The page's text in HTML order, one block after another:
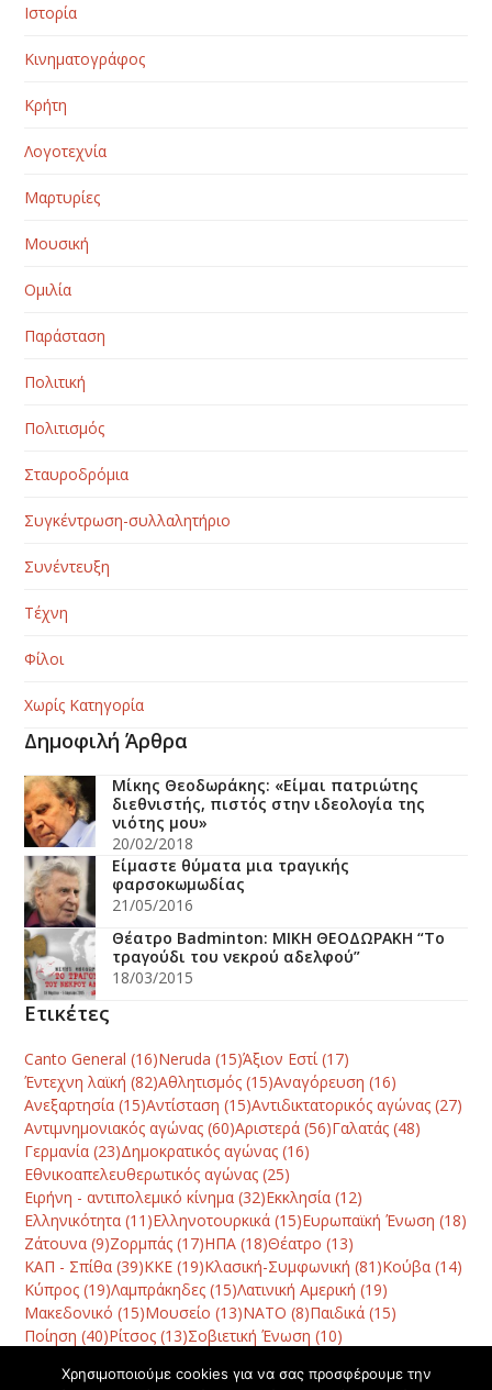
Ιστορία
Κινηματογράφος
Κρήτη
Λογοτεχνία
Μαρτυρίες
Μουσική
Ομιλία
Παράσταση
Πολιτική
Πολιτισμός
Σταυροδρόμια
Συγκέντρωση-συλλαλητήριο
Συνέντευξη
Τέχνη
Φίλοι
Χωρίς Κατηγορία
Δημοφιλή Άρθρα
Μίκης Θεοδωράκης: «Είμαι πατριώτης
διεθνιστής, πιστός στην ιδεολογία της
νιότης μου»
20/02/2018
Είμαστε θύματα μια τραγικής
φαρσοκωμωδίας
21/05/2016
Θέατρο Badminton: ΜΙΚΗ ΘΕΟΔΩΡΑΚΗ “Το
τραγούδι του νεκρού αδελφού”
18/03/2015
Ετικέτες
Canto General (16)Neruda (15)Άξιον Εστί(17)
Έντεχνη λαϊκή (82)Αθλητισμός (15)Αναγόρευση (16)
Ανεξαρτησία (15)Αντίσταση (15)Αντιδικτατορικός αγώνας (27)
Αντιμνημονιακός αγώνας (60)Αριστερά (56)Γαλατάς (48)
Γερμανία (23)Δημοκρατικός αγώνας (16)
Εθνικοαπελευθερωτικός αγώνας (25)
Ειρήνη - αντιπολεμικό κίνημα (32)Εκκλησία (12)
Ελληνικότητα (11)Ελληνοτουρκικά (15)Ευρωπαϊκή Ένωση (18)
Ζάτουνα (9)Ζορμπάς (17)ΗΠΑ (18)Θέατρο (13)
ΚΑΠ - Σπίθα (39)ΚΚΕ (19)Κλασική-Συμφωνική (81)Κούβα (14)
Κύπρος (19)Λαμπράκηδες (15)Λατινική Αμερική (19)
Μακεδονικό (15)Μουσείο (13)ΝΑΤΟ (8)Παιδικά (15)
Ποίηση (40)Ρίτσος (13)Σοβιετική Ένωση (10)
Φεστιβάλ(42)Χανιά(120)Χατζηδάκις(10)Χορός(8)
Χρησιμοποιούμε cookies για να σας προσφέρουμε την